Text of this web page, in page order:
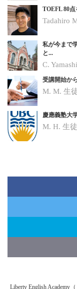
TOEFL 80
Tadahiro
私が今まで
と...
C.
受講開始か
M. M. 生
慶應義塾大
M. H. 生
Liberty English Academy